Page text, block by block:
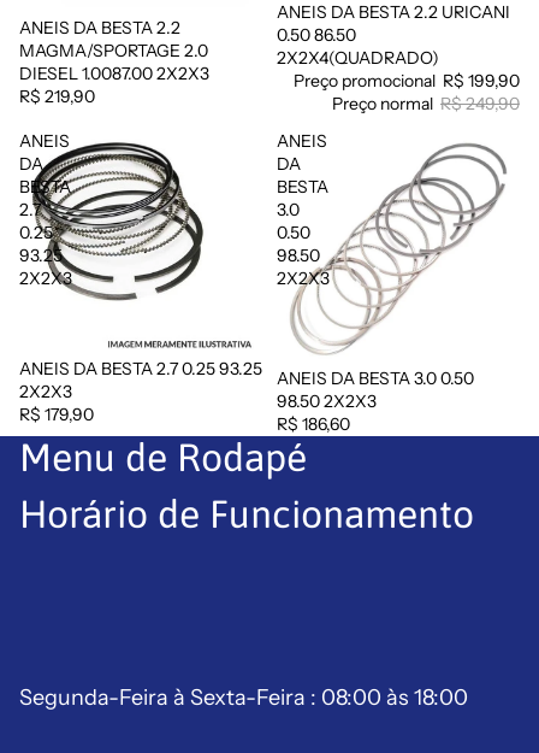
ANEIS DA BESTA 2.2
MAGMA/SPORTAGE 2.0
DIESEL 1.0087.00 2X2X3
R$ 219,90
Promoção
ANEIS DA BESTA 2.2 URICANI
0.50 86.50
2X2X4(QUADRADO)
Preço promocional R$ 199,90
Preço normal R$ 249,90
ANEIS
DA
BESTA
2.7
0.25
93.25
2X2X3
ANEIS DA BESTA 2.7 0.25 93.25
2X2X3
R$ 179,90
ANEIS
DA
BESTA
3.0
0.50
98.50
2X2X3
Esgotado
ANEIS DA BESTA 3.0 0.50
98.50 2X2X3
R$ 186,60
Menu de Rodapé
Horário de Funcionamento
Segunda-Feira à Sexta-Feira : 08:00 às 18:00